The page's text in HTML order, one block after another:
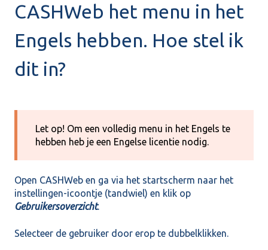
CASHWeb het menu in het
Engels hebben. Hoe stel ik
dit in?
Let op! Om een volledig menu in het Engels te
hebben heb je een Engelse licentie nodig.
Open CASHWeb en ga via het startscherm naar het
instellingen-icoontje (tandwiel) en klik op
Gebruikersoverzicht.
Selecteer de gebruiker door erop te dubbelklikken.